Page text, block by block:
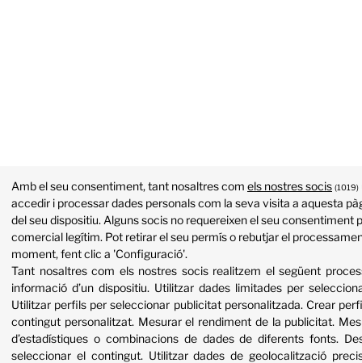
Amb el seu consentiment, tant nosaltres com els nostres socis (1019)
accedir i processar dades personals com la seva visita a aquesta
del seu dispositiu. Alguns socis no requereixen el seu consentiment
comercial legítim. Pot retirar el seu permís o rebutjar el
moment, fent clic a 'Configuració'.
Tant nosaltres com els nostres socis realitzem el següent
informació d’un dispositiu. Utilitzar dades limitades per
Utilitzar perfils per seleccionar publicitat personalitzada. Crear
contingut personalitzat. Mesurar el rendiment de la publicitat.
d’estadístiques o combinacions de dades de diferents fonts.
seleccionar el contingut. Utilitzar dades de geolocalització